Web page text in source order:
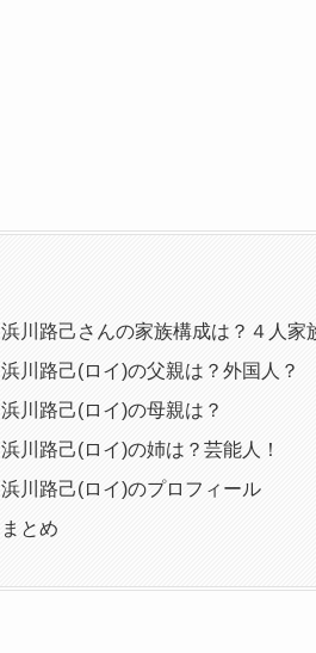
浜川路己さんの家族構成は？４人家
浜川路己(ロイ)の父親は？外国人？
浜川路己(ロイ)の母親は？
浜川路己(ロイ)の姉は？芸能人！
浜川路己(ロイ)のプロフィール
まとめ